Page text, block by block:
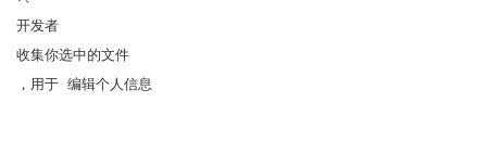
开发者
收集你选中的文件
，用于 编辑个人信息